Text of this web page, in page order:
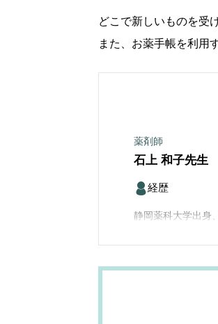
どこで新しいものを受
また、お薬手帳を利用
薬剤師
石上 和子先生
経歴
静岡薬科大学出身